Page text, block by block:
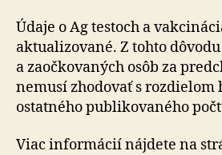
Údaje o Ag testoch a
aktualizované. Z tohto
a zaočkovaných osôb za
nemusí zhodovať s rozdielom
ostatného publikovaného
Viac informácií nájdete na